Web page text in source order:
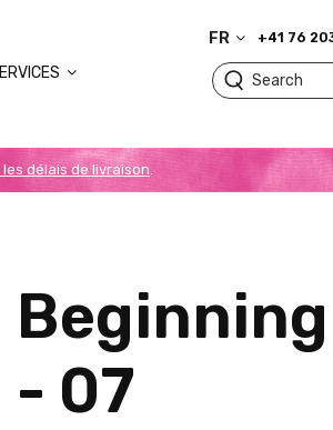
FR +41 76
délais de livraison.
Beginning
- 07